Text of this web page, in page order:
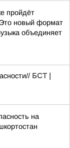
пройдёт
новый формат
объединяет
БСТ |
на